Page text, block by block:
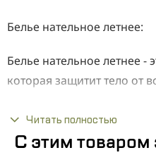
Белье нательное летнее:
Белье нательное летнее -
которая защитит тело от
пыли и механических
Преимущества:
Читать полностью
С этим